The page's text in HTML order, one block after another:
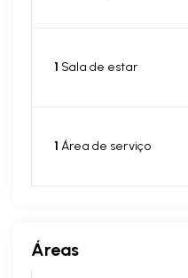
1 Sala de estar
1 Área de serviço
Áreas